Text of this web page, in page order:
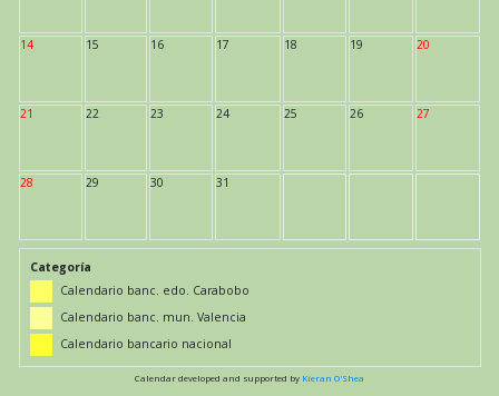
14 15 16 17 18 19 20
21 22 23 24 25 26 27
28 29 30 31
Categoría
Calendario banc. edo. Carabobo
Calendario banc. mun. Valencia
Calendario bancario nacional
Calendar developed and supported by Kieran O'Shea